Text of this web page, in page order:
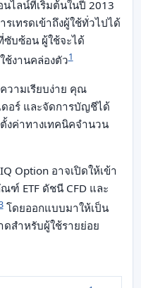
ไลน์ที่เริ่มต้นในปี 2013
เทรดเข้าถึงผู้ใช้ทั่วไปได้
ซับซ้อน ผู้ใช้จะได้
ช้งานคล่องตัว1
ามเรียบง่าย คุณ
อร์ และจัดการบัญชีได้
งค่าทางเทคนิคจำนวน
Option อาจเปิดให้เข้า
ฑ์ ETF ดัชนี CFD และ
โดยออกแบบมาให้เป็น
สำหรับผู้ใช้รายย่อย